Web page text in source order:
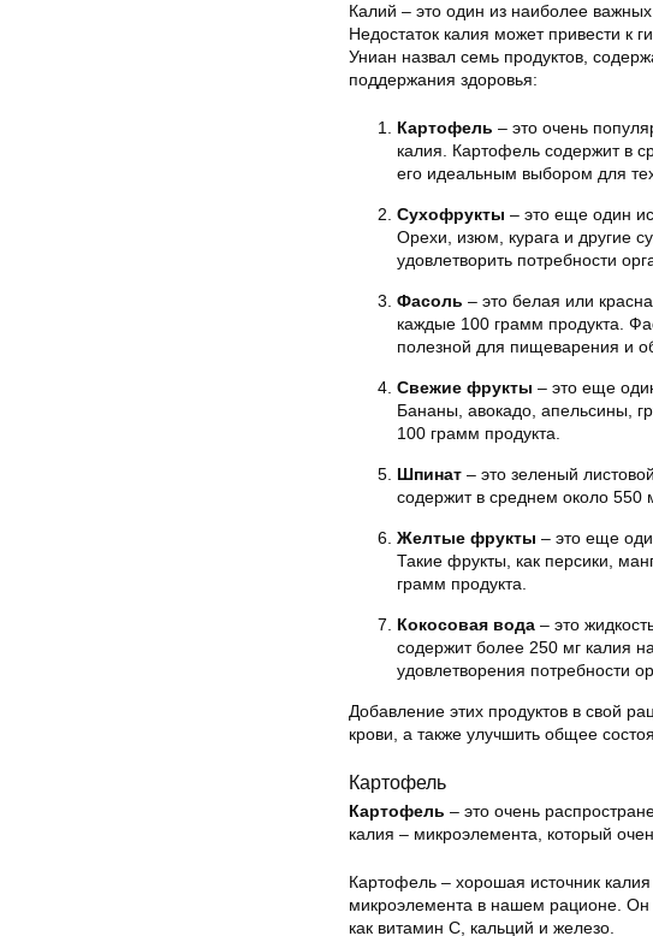
Калий – это один из наиболее
Недостаток калия может привести к
Униан назвал семь продуктов,
поддержания здоровья:
Картофель – это очень
калия. Картофель содержит в
его идеальным выбором для
Сухофрукты – это еще один
Орехи, изюм, курага и другие
удовлетворить потребности
Фасоль – это белая или
каждые 100 грамм продукта.
полезной для пищеварения и
Свежие фрукты – это еще
Бананы, авокадо, апельсины,
100 грамм продукта.
Шпинат – это зеленый
содержит в среднем около 550
Желтые фрукты – это еще
Такие фрукты, как персики,
грамм продукта.
Кокосовая вода – это
содержит более 250 мг калия
удовлетворения потребности
Добавление этих продуктов в свой
крови, а также улучшить общее
Картофель
Картофель – это очень
калия – микроэлемента, который
Картофель – хорошая источник
микроэлемента в нашем рационе. Он
как витамин С, кальций и железо.